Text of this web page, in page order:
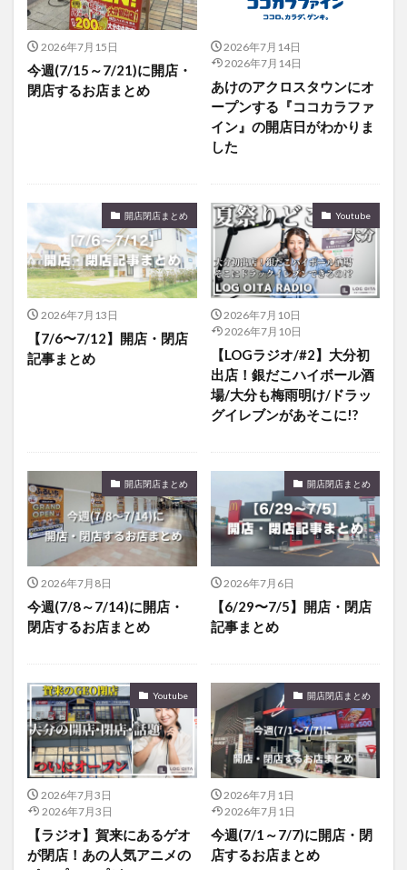
2026年7月15日
今週(7/15～7/21)に開店・
閉店するお店まとめ
2026年7月14日
2026年7月14日
あけのアクロスタウンにオ
ープンする『ココカラファ
イン』の開店日がわかりま
した
開店閉店まとめ
2026年7月13日
【7/6〜7/12】開店・閉店
記事まとめ
Youtube
2026年7月10日
2026年7月10日
【LOGラジオ/#2】大分初
出店！銀だこハイボール酒
場/大分も梅雨明け/ドラッ
グイレブンがあそこに!?
開店閉店まとめ
2026年7月8日
今週(7/8～7/14)に開店・
閉店するお店まとめ
開店閉店まとめ
2026年7月6日
【6/29〜7/5】開店・閉店
記事まとめ
Youtube
2026年7月3日
2026年7月3日
【ラジオ】賀来にあるゲオ
が閉店！あの人気アニメの
開店閉店まとめ
2026年7月1日
2026年7月1日
今週(7/1～7/7)に開店・閉
店するお店まとめ
衆議院選挙
複合公共施設
観光スポット
話題
豊後大野 豊後大野市
豊後高田市
買い物
車 農業文化公園
道の駅
鉄道ジオラマ
閉院 開店
開店閉店
韓国
韓国料理
検索